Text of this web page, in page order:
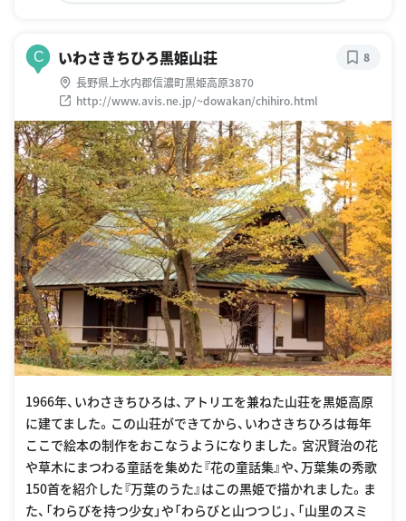
C いわさきちひろ黒姫山荘
長野県上水内郡信濃町黒姫高原3870
http://www.avis.ne.jp/~dowakan/chihiro.html
8
1966年、いわさきちひろは、アトリエを兼ねた山荘を黒姫高原
に建てました。この山荘ができてから、いわさきちひろは毎年
ここで絵本の制作をおこなうようになりました。宮沢賢治の花
や草木にまつわる童話を集めた『花の童話集』や、万葉集の秀歌
150首を紹介した『万葉のうた』はこの黒姫で描かれました。ま
た、「わらびを持つ少女」や「わらびと山つつじ」、「山里のスミ